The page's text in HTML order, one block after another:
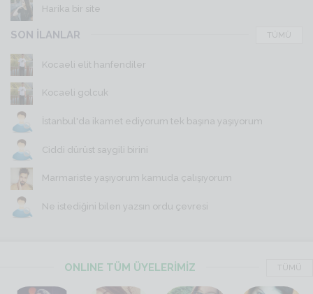
Harika bir site
SON İLANLAR TÜMÜ
Kocaeli elit hanfendiler
Kocaeli golcuk
İstanbul'da ikamet ediyorum tek başına yaşıyorum
Ciddi dürüst saygili birini
Marmariste yaşıyorum kamuda çalışıyorum
Ne istediğini bilen yazsın ordu çevresi
ONLINE TÜM ÜYELERİMİZ TÜMÜ